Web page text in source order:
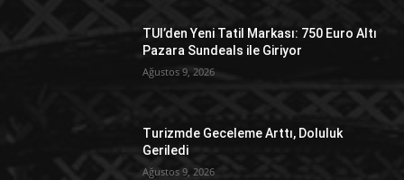
TUI’den Yeni Tatil Markası: 750 Euro Altı
Pazara Sundeals ile Giriyor
Ağustos 9, 2026
Turizmde Geceleme Arttı, Doluluk
Geriledi
Ağustos 9, 2026